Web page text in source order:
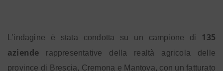
L’indagine è stata condotta su un campione di 135
aziende rappresentative della realtà agricola delle
province di Brescia, Cremona e Mantova, con un fatturato